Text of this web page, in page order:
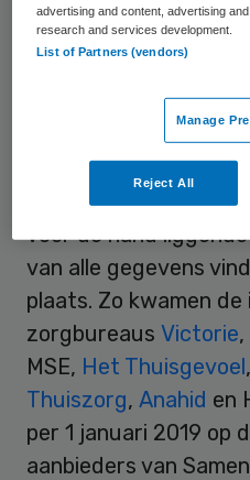
Dubieuze
dubieuze
door de aanbesteding
gemeenten heen
zijn slechts een paar
voor de hand
van alle gegevens
plaats. Zo kwamen
zorgbureaus Victorie,
MSE, Het Thuisgevoel,
Thuiszorg, Anahid en
per 1 januari 2019 op
aanbieders van
advertising and content, advertising
research and services development.
List of Partners (vendors)
Manage
Reject All